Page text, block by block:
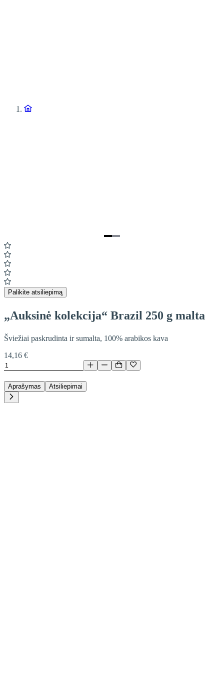
Item
1
of
2
Palikite atsiliepimą
„Auksinė kolekcija“ Brazil 250 g malta
Šviežiai paskrudinta ir sumalta, 100% arabikos kava
14,16 €
Aprašymas Atsiliepimai